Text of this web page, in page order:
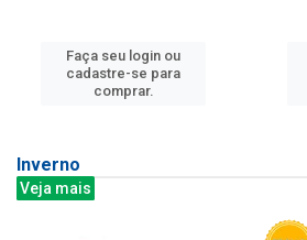
Faça seu login ou
cadastre-se para
comprar.
Inverno
Veja mais